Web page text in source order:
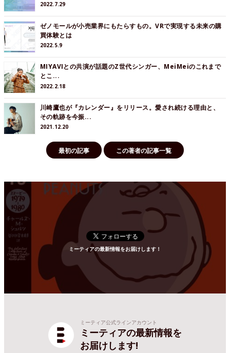
2022.7.29
ゼノモールが小売業界にもたらすもの。VRで実現する未来の購
買体験とは
2022.5.9
MIYAVIとの共演が話題のZ世代シンガー、MeiMeiのこれまで
とこ...
2022.2.18
川崎鷹也が『カレンダー』をリリース。愛され続ける理由と、
その軌跡を今振...
2021.12.20
最初の記事 この著者の記事一覧
ミーティアの最新情報をお届けします！
ミーティア公式ラインアカウント
ミーティアの最新情報を
お届けします!